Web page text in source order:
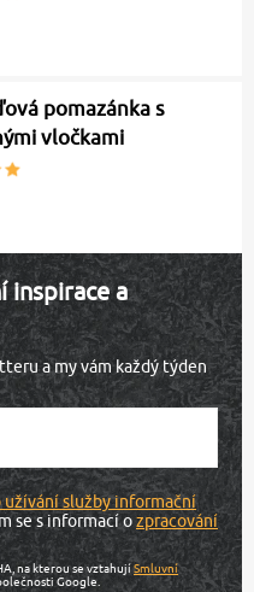
pomazánka s
vločkami
inspirace a
a my vám každý týden
služby informační
se s informací ozpracování
na kterou se vztahujíSmluvní
Google.